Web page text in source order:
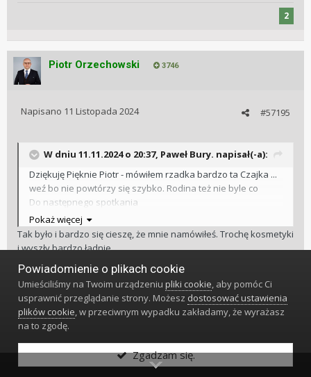
2
Piotr Orzechowski 3746
#57195
Napisano 11 Listopada 2024
W dniu 11.11.2024 o 20:37, Paweł Bury. napisał(-a):
Dziękuję Pięknie Piotr - mówiłem rzadka bardzo ta Czajka ...
weź bo nie powtórzy się szybko. Rodina też nie byle co
Do następnego spotkania
Pozdrawiam
Pokaż więcej
Tak było i bardzo się cieszę, że mnie namówiłeś. Trochę kosmetyki
i wyszły bardzo ładnie.
Do następnego spotkania już w grudniu.
Pozdrawiam
1
Plan 9
Powiadomienie o plikach cookie
Umieściliśmy na Twoim urządzeniupliki cookie, aby pomóc Ci
usprawnić przeglądanie strony. Możesz dostosować ustawienia
plików cookie, w przeciwnym wypadku zakładamy, że wyrażasz
na to zgodę.
Zgadzam się.